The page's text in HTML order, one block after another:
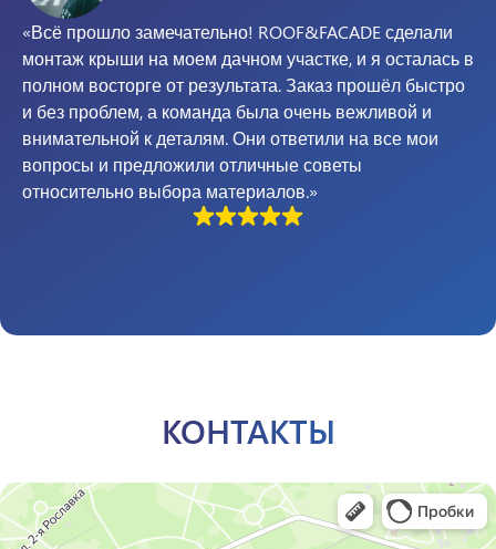
«Всё прошло замечательно! ROOF&FACADE сделали
монтаж крыши на моем дачном участке, и я осталась в
полном восторге от результата. Заказ прошёл быстро
и без проблем, а команда была очень вежливой и
внимательной к деталям. Они ответили на все мои
вопросы и предложили отличные советы
относительно выбора материалов.»
КОНТАКТЫ